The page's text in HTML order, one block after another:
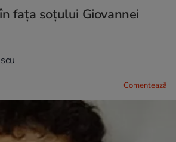
faţa soţului Giovannei
Comentează